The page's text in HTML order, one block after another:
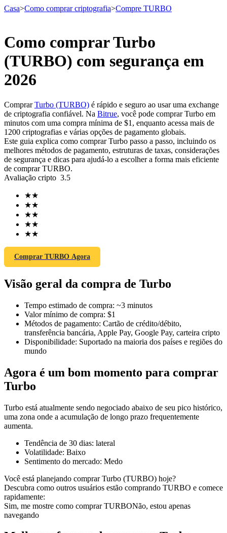
Futuros
Futuros de USDT
Futuros usando USDT como garantia
Futuros de criptomoeda
TradFi
Derivativos de ações, câmbio, metais preciosos e commodities
Futuros de USDC
Futuros usando USDC como garantia
Casa>Como comprar criptografia>Compre TURBO
Como comprar Turbo
(TURBO) com segurança em
2026
ComprarTurbo (TURBO) é rápido e seguro ao usar uma exchange
de criptografia confiável. Na Bitrue, você pode comprar Turbo em
minutos com uma compra mínima de $1, enquanto acessa mais de
1200 criptografias e várias opções de pagamento globais.
Este guia explica como comprar Turbo passo a passo, incluindo os
melhores métodos de pagamento, estruturas de taxas, considerações
de segurança e dicas para ajudá-lo a escolher a forma mais eficiente
de comprar TURBO.
Avaliação cripto 3.5
★★
★★
★★
★★
★★
Comprar TURBO Agora
Visão geral da compra de Turbo
Tempo estimado de compra: ~3 minutos
Valor mínimo de compra: $1
Métodos de pagamento: Cartão de crédito/débito,
transferência bancária, Apple Pay, Google Pay, carteira cripto
Disponibilidade: Suportado na maioria dos países e regiões do
mundo
Agora é um bom momento para comprar
Turbo
Turbo está atualmente sendo negociado abaixo de seu pico histórico,
uma zona onde a acumulação de longo prazo frequentemente
aumenta.
Tendência de 30 dias: lateral
Volatilidade: Baixo
Sentimento do mercado: Medo
Você está planejando comprar Turbo (TURBO) hoje?
Descubra como outros usuários estão comprando TURBO e comece
rapidamente:
Sim, me mostre como comprar TURBONão, estou apenas
navegando